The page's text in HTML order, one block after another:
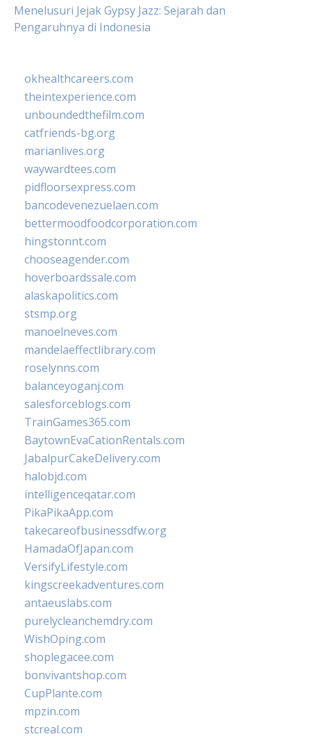
Menelusuri Jejak Gypsy Jazz: Sejarah dan
Pengaruhnya di Indonesia
okhealthcareers.com
theintexperience.com
unboundedthefilm.com
catfriends-bg.org
marianlives.org
waywardtees.com
pidfloorsexpress.com
bancodevenezuelaen.com
bettermoodfoodcorporation.com
hingstonnt.com
chooseagender.com
hoverboardssale.com
alaskapolitics.com
stsmp.org
manoelneves.com
mandelaeffectlibrary.com
roselynns.com
balanceyoganj.com
salesforceblogs.com
TrainGames365.com
BaytownEvaCationRentals.com
JabalpurCakeDelivery.com
halobjd.com
intelligenceqatar.com
PikaPikaApp.com
takecareofbusinessdfw.org
HamadaOfJapan.com
VersifyLifestyle.com
kingscreekadventures.com
antaeuslabs.com
purelycleanchemdry.com
WishOping.com
shoplegacee.com
bonvivantshop.com
CupPlante.com
mpzin.com
stcreal.com